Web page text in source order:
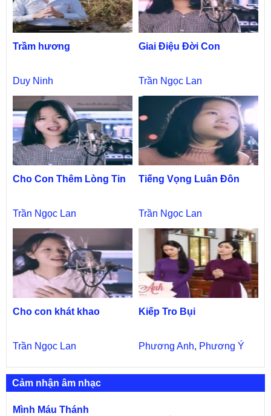
Trầm hương
Duy Ninh
Giai Điệu Đời Con
Trần Ngọc Lan
Cho Con Thêm Lòng Tin
Trần Ngọc Lan
Tiếng Vọng Luân Đôn
Trần Ngọc Lan
Cho con khát khao
Trần Ngọc Lan
Kiếp Tro Bụi
Phương Anh, Phương Ý
Cảm nhận âm nhạc
Mình Máu Thánh